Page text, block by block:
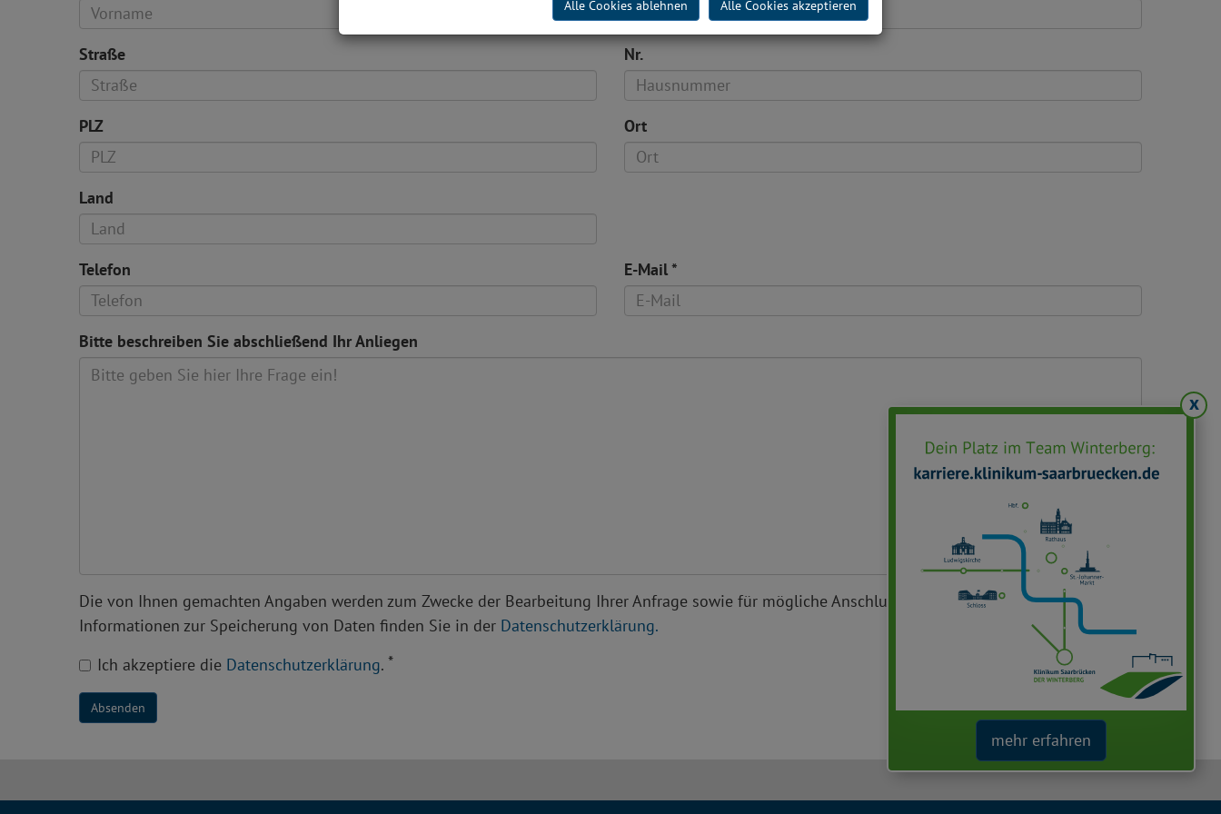
Straße Nr.
PLZ Ort
Land
Telefon E-Mail*
Bitte beschreiben Sie abschließend Ihr Anliegen
Die von Ihnen gemachten Angaben werden zum Zwecke der Bearbeitung Ihrer Anfrage sowie für mögliche Anschlussfragen gespeichert. Weitere
Informationen zur Speicherung von Daten finden Sie in der Datenschutzerklärung.
Ich akzeptiere die Datenschutzerklärung. *
Absenden
x
mehr erfahren
Alle Cookies ablehnen Alle Cookies akzeptieren